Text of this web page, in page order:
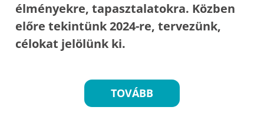
élményekre, tapasztalatokra. Közben
előre tekintünk 2024-re, tervezünk,
célokat jelölünk ki.
TOVÁBB